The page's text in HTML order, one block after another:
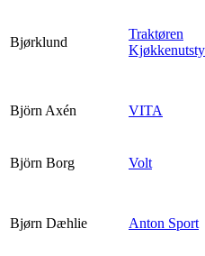
Bjørklund
Traktøren
Björn Axén VITA
Björn Borg Volt
Bjørn Dæhlie Anton Sport